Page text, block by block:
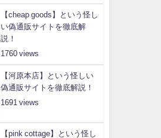
【cheap goods】という怪し
い偽通販サイトを徹底解
説！
1760
【河原本店】という怪しい
偽通販サイトを徹底解説！
1691
【pink cottage】という怪し